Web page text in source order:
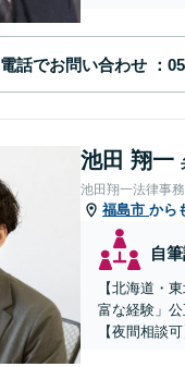
電話でお問い合わせ
池田 翔一
池田翔一法律事
福島市 から
自
【北海道・
富な経験」
【夜間相談可